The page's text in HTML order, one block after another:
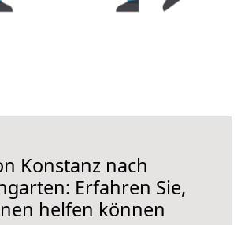
Konstanz nach
Erfahren Sie,
helfen können